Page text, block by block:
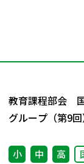
教育課程部会
グループ（第9
小 中 高